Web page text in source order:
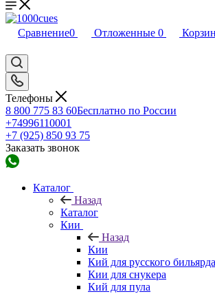
Сравнение0 Отложенные 0
Телефоны
8 800 775 83 60Бесплатно по России
+74996110001
+7 (925) 850 93 75
Заказать звонок
Каталог
Назад
Каталог
Кии
Назад
Кии
Кий для русского бильярда
Кии для снукера
Кий для пула